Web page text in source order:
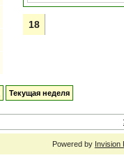
18
Текущая неделя
Powered by Invision